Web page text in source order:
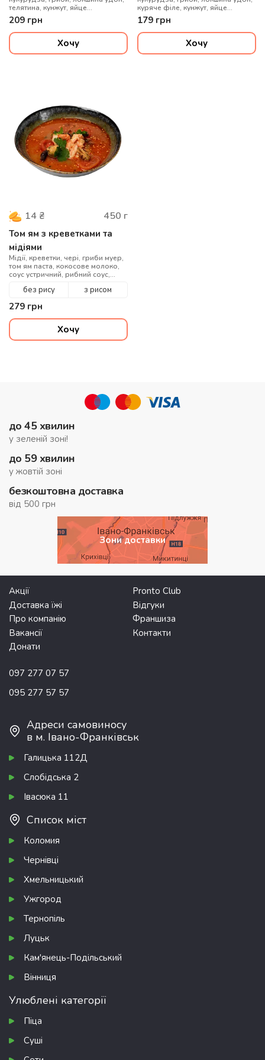
телятина, кунжут, яйце
перепелине, цибуля зелена
209 грн
Хочу
куряче філе, кунжут, яйце
перепелине, цибуля зелена
179 грн
Хочу
14 ₴ 450 г
Том ям з креветками та
мідіями
Мідії, креветки, чері, гриби муер,
том ям паста, кокосове молоко,
соус устричний, рибний соус,
без рису з рисом
279 грн
Хочу
до 45 хвилин
у зеленій зоні!
до 59 хвилин
у жовтій зоні
безкоштовна доставка
від 500 грн
Зони доставки
Акції
Pronto Club
Доставка їжі
Відгуки
Про компанію
Франшиза
Вакансії
Контакти
Донати
097 277 07 57
095 277 57 57
Адреси самовиносу
в м. Івано-Франківськ
Галицька 112Д
Слобідська 2
Івасюка 11
Список міст
Коломия
Чернівці
Хмельницький
Ужгород
Тернопіль
Луцьк
Кам'янець-Подільський
Вінниця
Улюблені категорії
Піца
Суші